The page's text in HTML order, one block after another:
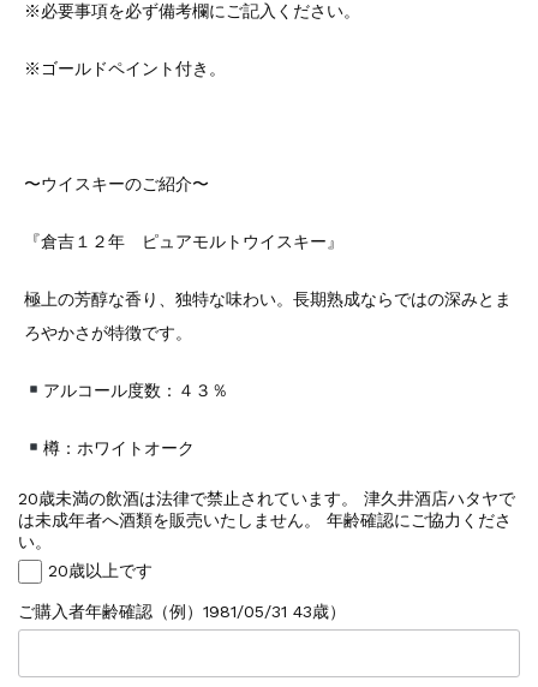
※必要事項を必ず備考欄にご記入ください。
※ゴールドペイント付き。
〜ウイスキーのご紹介〜
『倉吉１２年 ピュアモルトウイスキー』
極上の芳醇な香り、独特な味わい。長期熟成ならではの深みとま
ろやかさが特徴です。
アルコール度数：４３％
樽：ホワイトオーク
20歳未満の飲酒は法律で禁止されています。 津久井酒店ハタヤで
は未成年者へ酒類を販売いたしません。 年齢確認にご協力くださ
い。
20歳以上です
ご購入者年齢確認（例）1981/05/31 43歳）